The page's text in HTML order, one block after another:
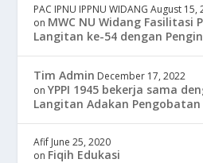
PAC IPNU IPPNU WIDANG August 15,
on MWC NU Widang Fasilitasi
Langitan ke-54 dengan
Tim Admin December 17, 2022
onYPPI 1945 bekerja sama
Langitan Adakan
Afif June 25, 2020
on Fiqih Edukasi